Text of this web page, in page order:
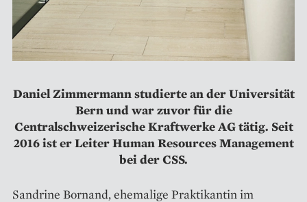
Daniel Zimmermann studierte an der Universität
Bern und war zuvor für die
Centralschweizerische Kraftwerke AG tätig. Seit
2016 ist er Leiter Human Resources Management
bei der CSS.
Sandrine Bornand, ehemalige Praktikantin im